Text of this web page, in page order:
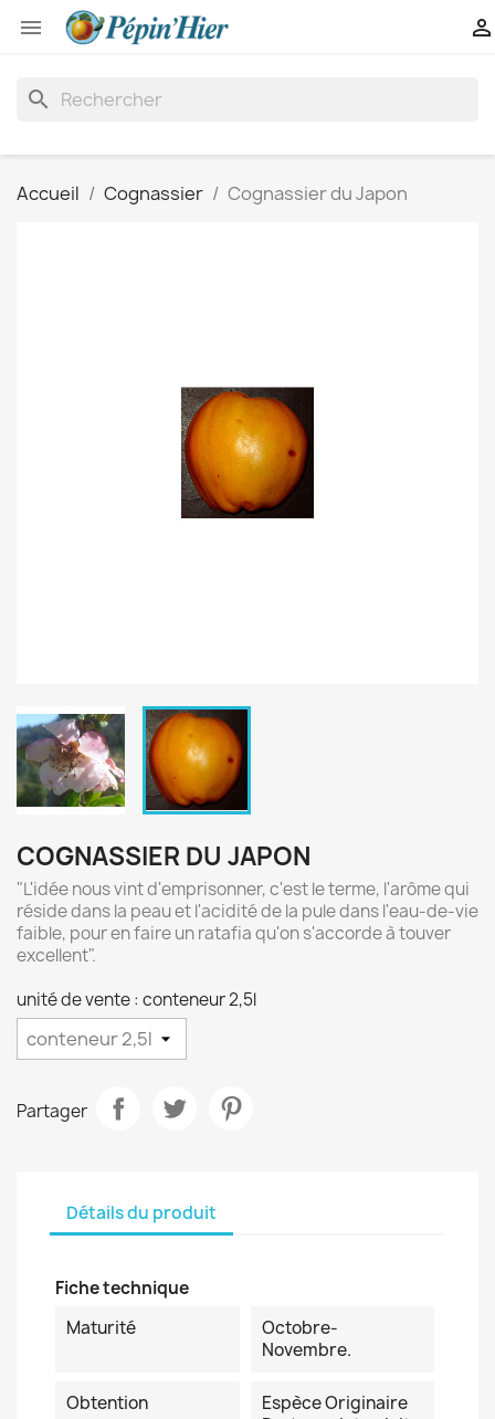
 
search
Accueil Cognassier Cognassier du Japon
COGNASSIER DU JAPON
"L'idée nous vint d'emprisonner, c'est le terme, l'arôme qui
réside dans la peau et l'acidité de la pule dans l'eau-de-vie
faible, pour en faire un ratafia qu'on s'accorde à touver
excellent".
unité de vente : conteneur 2,5l
Partager
Détails du produit
Fiche technique
Maturité
Octobre-
Novembre.
Obtention
Espèce Originaire